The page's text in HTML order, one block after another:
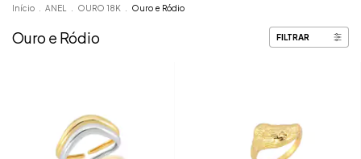
Início ANEL OURO 18K Ouro e Ródio
Ouro e Ródio FILTRAR